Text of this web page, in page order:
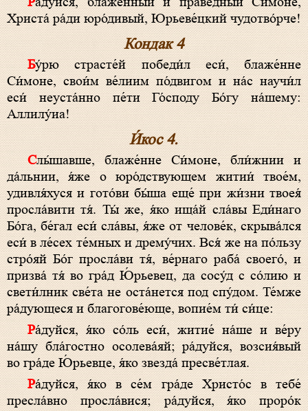
Христа́ ра́ди юро́дивый, Юрьеве́цкий чудотво́рче!
Кондак 4
Бу́рю страсте́й победи́л еси́, блаже́нне
Си́моне, свои́м ве́лиим по́двигом и на́с научи́л
еси́ неуста́нно пе́ти Го́споду Бо́гу на́шему:
Аллилу́иа!
И́кос 4.
Слы́шавше, блаже́нне Си́моне, бли́жнии и
да́льнии, я́же о юро́дствующем житии́ твое́м,
удивля́хуся и гото́ви бы́ша еще́ при жи́зни твоея́
просла́вити тя́. Ты́ же, я́ко ища́й сла́вы Еди́наго
Бо́га, бе́гал еси́ сла́вы, я́же от челове́к, скрыва́лся
еси́ в ле́сех те́мных и дрему́чих. Вся́ же на по́льзу
стро́яй Бо́г просла́ви тя́, ве́рнаго раба́ своего́, и
призва́ тя́ во гра́д Ю́рьевец, да сосу́д с со́лию и
свети́лник све́та не оста́нется под спу́дом. Те́мже
ра́дующеся и благогове́юще, вопие́м ти́ си́це:
Ра́дуйся, я́ко со́ль еси́, житие́ на́ше и ве́ру
на́шу бла́гостно осолева́яй; ра́дуйся, возсия́вый
во гра́де Ю́рьевце, я́ко звезда́ пресве́тлая.
Ра́дуйся, я́ко в се́м гра́де Христо́с в тебе́
пресла́вно просла́вися; ра́дуйся, я́ко проро́к